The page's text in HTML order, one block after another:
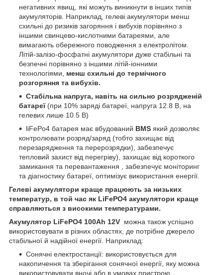
негативних явищ, які можуть виникнути в інших типів
акумуляторів. Наприклад, гелеві акумулятори менш
схильні до ризиків загоряння і вибухів порівняно з
іншими свинцево-кислотними батареями, але
вимагають обережного поводження з електролітом.
Літій-залізо-фосфатні акумулятори дуже стабільні та
безпечні порівняно з іншими літій-іонними
технологіями, менш схильні до термічного
розгоряння та вибухів.
Стабільна напруга, навіть на сильно розрядженій
батареї (при 10% заряді батареї, напруга 12.8 В, на
гелевих лише 10.5 В)
liFePo4 батарея має вбудований BMS який дозволяє
контролювати розряд/заряд (тобто захищає від
перезарядження та перерозрядки), забезпечує
тепловий захист від перегріву), захищає від короткого
замикання та перевантаження , забезпечує моніторинг
та діагностику батареї, оптимізує використання енергії.
Гелеві акумулятори краще працюють за низьких
температур, в той час як LiFePO4 акумулятори краще
справляються з високими температурами.
Акумулятор LiFePO4 100Ah 12V можна також успішно
використовувати в різних областях, де потрібне джерело
стабільної й надійної енергії. Наприклад:
Сонячні електростанції: використовується для
накопичення та зберігання сонячної енергії, яку можна
використовувати вночі або в умовах пристрою